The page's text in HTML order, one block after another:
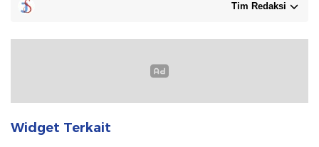
Tim Redaksi
Widget Terkait